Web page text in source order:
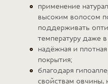
применение
высоким волосом
поддерживать
температуру даже
надёжная и
покрытия;
благодаря
свойствам овчины,